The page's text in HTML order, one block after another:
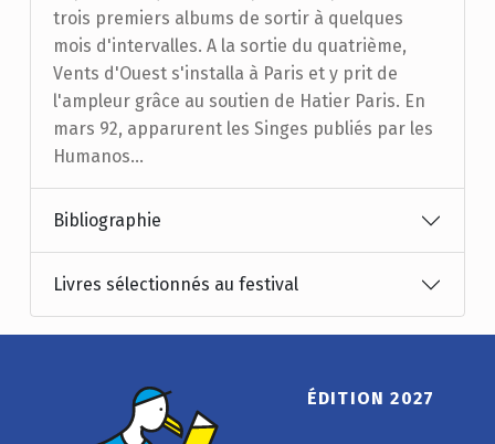
trois premiers albums de sortir à quelques
mois d'intervalles. A la sortie du quatrième,
Vents d'Ouest s'installa à Paris et y prit de
l'ampleur grâce au soutien de Hatier Paris. En
mars 92, apparurent les Singes publiés par les
Humanos...
Bibliographie
Livres sélectionnés au festival
ÉDITION 2027